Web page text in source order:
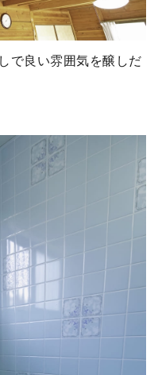
で良い雰囲気を醸しだ